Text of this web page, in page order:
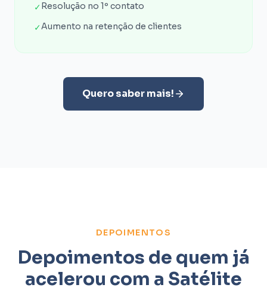
✓Resolução no 1º contato
✓Aumento na retenção de clientes
Quero saber mais!
DEPOIMENTOS
Depoimentos de quem já
acelerou com a Satélite